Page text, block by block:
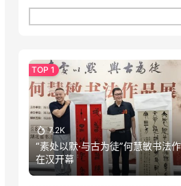
7.2K
“素处以默·与古为徒”何慧敏书法
在汉开幕